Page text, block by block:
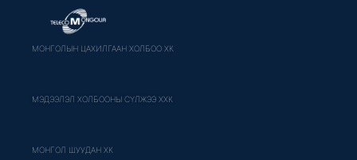
МОНГОЛЫН ЦАХИЛГААН ХОЛБОО ХК
МЭДЭЭЛЭЛ ХОЛБООНЫ СҮЛЖЭЭ ХХК
МОНГОЛ ШУУДАН ХК